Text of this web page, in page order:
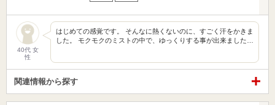
40代 女
性
はじめての感覚です。 そんなに熱くないのに、すごく汗をかきま
した。 モクモクのミストの中で、ゆっくりする事が出来ました…
関連情報から探す